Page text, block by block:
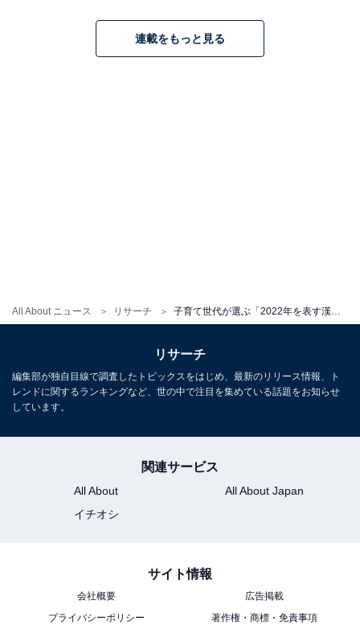
All About ニュース リサーチ
2位「○○構文」、1位は？
連載をもっと見る
リサーチ
編集部が独自目線で調査したトピックスをはじめ、最新のリリース情報、ト
レンドに関するランキングなど、世の中で注目を集めている話題をお知らせ
しています。
関連サービス
All About
All About Japan
イチオシ
サイト情報
会社概要
広告掲載
プライバシーポリシー
著作権・商標・免責事項